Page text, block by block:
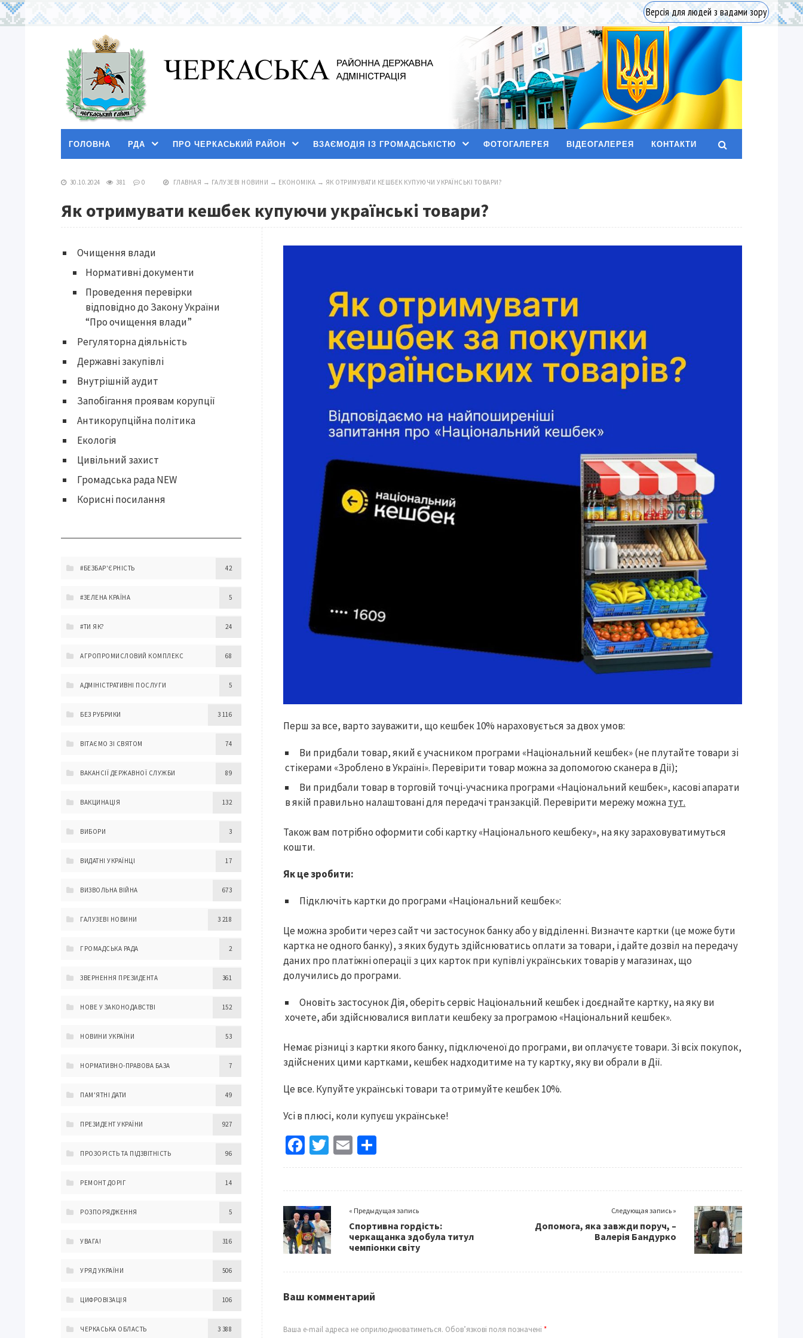
Версія для людей з вадами зору
ГОЛОВНА РДА ПРО ЧЕРКАСЬКИЙ РАЙОН ВЗАЄМОДІЯ ІЗ ГРОМАДСЬКІСТЮ ФОТОГАЛЕРЕЯ ВІДЕОГАЛЕРЕЯ КОНТАКТИ
30.10.2024 381 0 ГЛАВНАЯ → ГАЛУЗЕВІ НОВИНИ → ЕКОНОМІКА → ЯК ОТРИМУВАТИ КЕШБЕК КУПУЮЧИ УКРАЇНСЬКІ ТОВАРИ?
Як отримувати кешбек купуючи українські товари?
Перш за все, варто зауважити, що кешбек 10% нараховується за двох умов:
Ви придбали товар, який є учасником програми «Національний кешбек» (не плутайте товари зі
стікерами «Зроблено в Україні». Перевірити товар можна за допомогою сканера в Дії);
Ви придбали товар в торговій точці-учасника програми «Національний кешбек», касові апарати
в якій правильно налаштовані для передачі транзакцій. Перевірити мережу можнатут.
Також вам потрібно оформити собі картку «Національного кешбеку», на яку зараховуватимуться
кошти.
Як це зробити:
Підключіть картки до програми «Національний кешбек»:
Це можна зробити через сайт чи застосунок банку або у відділенні. Визначте картки (це може бути
картка не одного банку), з яких будуть здійснюватись оплати за товари, і дайте дозвіл на передачу
даних про платіжні операції з цих карток при купівлі українських товарів у магазинах, що
долучились до програми.
Оновіть застосунок Дія, оберіть сервіс Національний кешбек і доєднайте картку, на яку ви
хочете, аби здійснювалися виплати кешбеку за програмою «Національний кешбек».
Немає різниці з картки якого банку, підключеної до програми, ви оплачуєте товари. Зі всіх покупок,
здійснених цими картками, кешбек надходитиме на ту картку, яку ви обрали в Дії.
Це все. Купуйте українські товари та отримуйте кешбек 10%.
Усі в плюсі, коли купуєш українське!
Fa
ce
o
o
k
T
wi
er
E
m
l
h
« Предыдущая запись
Спортивна гордість:
черкащанка здобула титул
чемпіонки світу
Следующая запись »
Допомога, яка завжди поруч, –
Валерія Бандурко
Ваш комментарий
Ваша e-mail адреса не оприлюднюватиметься. Обов’язкові поля позначені*
Очищення влади
Нормативні документи
Проведення перевірки
відповідно до Закону України
“Про очищення влади”
Регуляторна діяльність
Державні закупівлі
Внутрішній аудит
Запобігання проявам корупції
Антикорупційна політика
Екологія
Цивільний захист
Громадська рада NEW
Корисні посилання
#БЕЗБАР'ЄРНІСТЬ 42
#ЗЕЛЕНА КРАЇНА 5
#ТИ ЯК? 24
АГРОПРОМИСЛОВИЙ КОМПЛЕКС 68
АДМІНІСТРАТИВНІ ПОСЛУГИ 5
БЕЗ РУБРИКИ 3 116
ВІТАЄМО ЗІ СВЯТОМ 74
ВАКАНСІЇ ДЕРЖАВНОЇ СЛУЖБИ 89
ВАКЦИНАЦІЯ 132
ВИБОРИ 3
ВИДАТНІ УКРАЇНЦІ 17
ВИЗВОЛЬНА ВІЙНА 673
ГАЛУЗЕВІ НОВИНИ 3 218
ГРОМАДСЬКА РАДА 2
ЗВЕРНЕННЯ ПРЕЗИДЕНТА 361
НОВЕ У ЗАКОНОДАВСТВІ 152
НОВИНИ УКРАЇНИ 53
НОРМАТИВНО-ПРАВОВА БАЗА 7
ПАМ'ЯТНІ ДАТИ 49
ПРЕЗИДЕНТ УКРАЇНИ 927
ПРОЗОРІСТЬ ТА ПІДЗВІТНІСТЬ 96
РЕМОНТ ДОРІГ 14
РОЗПОРЯДЖЕННЯ 5
УВАГА! 316
УРЯД УКРАЇНИ 506
ЦИФРОВІЗАЦІЯ 106
ЧЕРКАСЬКА ОБЛАСТЬ 3 388